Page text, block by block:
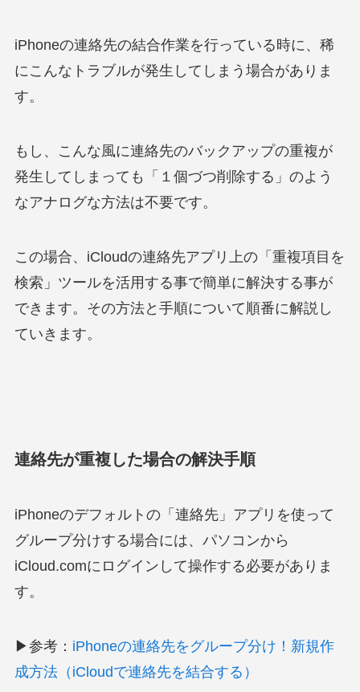
iPhoneの連絡先の結合作業を行っている時に、稀
にこんなトラブルが発生してしまう場合がありま
す。
もし、こんな風に連絡先のバックアップの重複が
発生してしまっても「１個づつ削除する」のよう
なアナログな方法は不要です。
この場合、iCloudの連絡先アプリ上の「重複項目を
検索」ツールを活用する事で簡単に解決する事が
できます。その方法と手順について順番に解説し
ていきます。
連絡先が重複した場合の解決手順
iPhoneのデフォルトの「連絡先」アプリを使って
グループ分けする場合には、パソコンから
iCloud.comにログインして操作する必要がありま
す。
▶参考： iPhoneの連絡先をグループ分け！新規作
成方法（iCloudで連絡先を結合する）